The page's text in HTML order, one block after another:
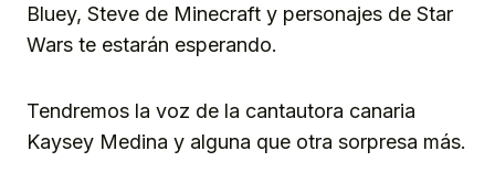
Bluey, Steve de Minecraft y personajes de Star
Wars te estarán esperando.
Tendremos la voz de la cantautora canaria
Kaysey Medina y alguna que otra sorpresa más.